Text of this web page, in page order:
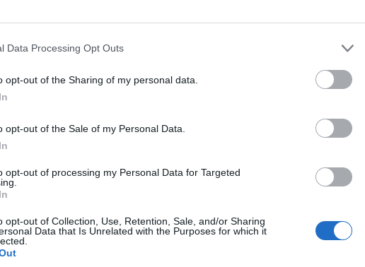
Data Processing Opt Outs
opt-out of the Sharing of my personal data.
opt-out of the Sale of my Personal Data.
opt-out of processing my Personal Data for Targeted
opt-out of Collection, Use, Retention, Sale, and/or Sharing
Data that Is Unrelated with the Purposes for which it
no dedicamos tiempo a desconectar
que nos puedan producir estrés, muy
cuerpo termine siendo una ida a la
Crea
¿Qué